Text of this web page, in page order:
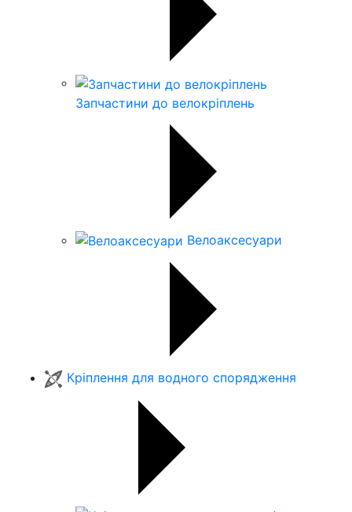
Запчастини до велокріплень
Велоаксесуари
Кріплення для водного спорядження